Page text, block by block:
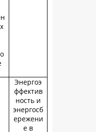
Энергоэ
ффектив
ность и
энергосб
ережени
е в